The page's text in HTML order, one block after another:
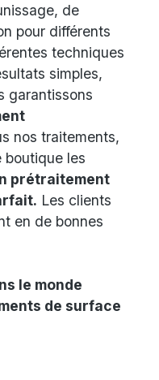
de
pour différents
techniques
simples,
garantissons
nos traitements,
boutique les
prétraitement
Les clients
en de bonnes
le monde
de surface